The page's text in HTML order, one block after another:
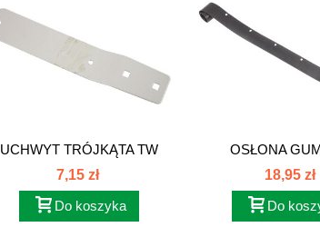
UCHWYT TRÓJKĄTA TW
7,15 zł
Do koszyka
OSŁONA
18,95 zł
Do